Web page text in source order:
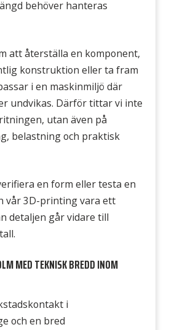
behöver hanteras
att återställa en komponent,
konstruktion eller ta fram
i en maskinmiljö där
undvikas. Därför tittar vi inte
utan även på
belastning och praktisk
en form eller testa en
vår 3D-printing vara ett
detaljen går vidare till
MED TEKNISK BREDD INOM
i
och en bred